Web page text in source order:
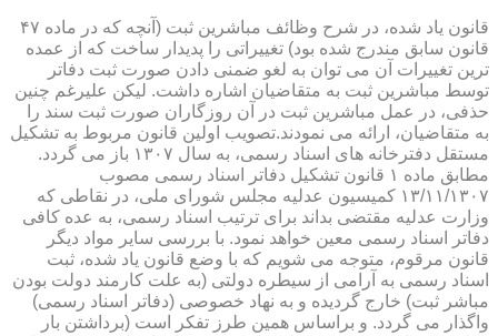
قانون یاد شده، در شرح وظائف مباشرین ثبت (آنچه كه در ماده ۴۷
قانون سابق مندرج شده بود) تغییراتی را پدیدار ساخت كه از عمده
ترین تغییرات آن می توان به لغو ضمنی دادن صورت ثبت دفاتر
توسط مباشرین ثبت به متقاضیان اشاره داشت. لیكن علیرغم چنین
حذفی، در عمل مباشرین ثبت در آن روزگاران صورت ثبت سند را
به متقاضیان، ارائه می نمودند.تصویب اولین قانون مربوط به تشكیل
مستقل دفترخانه های اسناد رسمی، به سال ۱۳۰۷ باز می گردد.
مطابق ماده ۱ قانون تشكیل دفاتر اسناد رسمی مصوب
۱۳/۱۱/۱۳۰۷ كمیسیون عدلیه مجلس شورای ملی، در نقاطی كه
وزارت عدلیه مقتضی بداند برای ترتیب اسناد رسمی، به عده كافی
دفاتر اسناد رسمی معین خواهد نمود. با بررسی سایر مواد دیگر
قانون مرقوم، متوجه می شویم كه با وضع قانون یاد شده، ثبت
اسناد رسمی به آرامی از سیطره دولتی (به علت كارمند دولت بودن
مباشر ثبت) خارج گردیده و به نهاد خصوصی (دفاتر اسناد رسمی)
واگذار می گردد. و براساس همین طرز تفكر است (برداشتن بار